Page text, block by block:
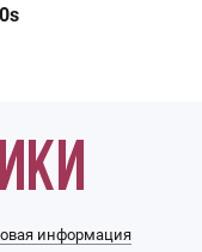
информация